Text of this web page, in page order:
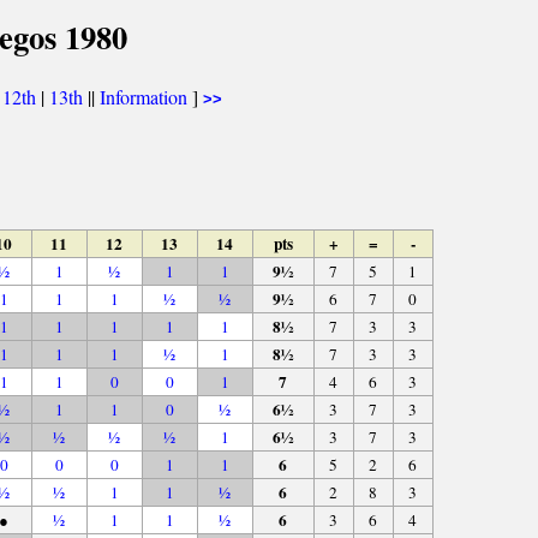
1980
12th | 13th ||Information ] >>
11 12 13 14 pts + = -
1 ½ 1 1 9½ 7 5
1
1 1 1 ½ ½ 9½ 6 7
0
1 1 1 1 1 8½ 7 3
3
1 1 1 ½ 1 8½ 7 3
3
1 1 0 0 1 7 4 6
3
1 1 0 ½ 6½ 3 7
3
½ ½ ½ 1 6½ 3 7
3
0 0 0 1 1 6 5 2
6
½ 1 1 ½ 6 2 8
3
● ½ 1 1 ½ 6 3 6
4